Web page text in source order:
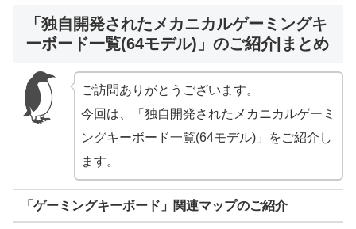
「独自開発されたメカニカルゲーミングキ
ーボード一覧(64モデル)」のご紹介|まとめ
ご訪問ありがとうございます。
今回は、「独自開発されたメカニカルゲーミ
ングキーボード一覧(64モデル)」をご紹介し
ます。
「ゲーミングキーボード」関連マップのご紹介